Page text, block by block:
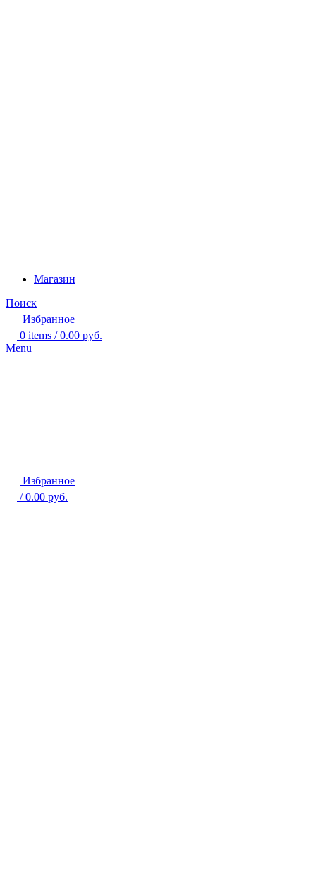
Магазин
Поиск
Избранное
0 items / 0.00 руб.
Menu
Избранное
/ 0.00 руб.